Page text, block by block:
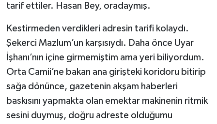
tarif ettiler. Hasan Bey, oradaymış.
Kestirmeden verdikleri adresin tarifi kolaydı.
Şekerci Mazlum’un karşısıydı. Daha önce Uyar
İşhanı’nın içine girmemiştim ama yeri biliyordum.
Orta Camii’ne bakan ana girişteki koridoru bitirip
sağa dönünce, gazetenin akşam haberleri
baskısını yapmakta olan emektar makinenin ritmik
sesini duymuş, doğru adreste olduğumu